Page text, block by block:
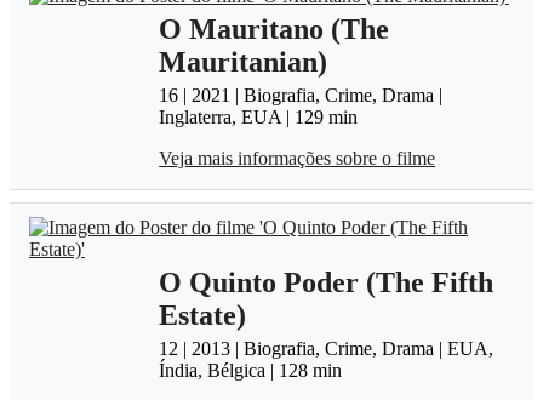
O Mauritano (The
Mauritanian)
16 | 2021 | Biografia, Crime, Drama |
Inglaterra, EUA | 129 min
Veja mais informações sobre o filme
O Quinto Poder (The Fifth
Estate)
12 | 2013 | Biografia, Crime, Drama | EUA,
Índia, Bélgica | 128 min